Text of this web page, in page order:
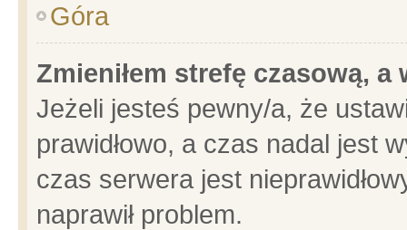
Góra
Zmieniłem strefę czasową,
Jeżeli jesteś pewny/a, że
prawidłowo, a czas nadal jest
czas serwera jest
naprawił problem.